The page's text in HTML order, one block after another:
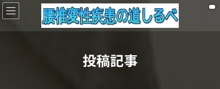
コ
ン
ナ
ビ
投稿記事